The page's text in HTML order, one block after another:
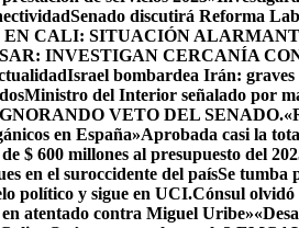
Senado discutirá Reforma
EN CALI: SITUACIÓN
INVESTIGAN CERCANÍA
Israel bombardea Irán: graves
Ministro del Interior señalado por
VETO DEL SENADO.
en España»Aprobada casi la
$ 600 millones al presupuesto del
en el suroccidente del paísSe tumba
político y sigue en UCI.Cónsul olvidó
atentado contra Miguel Uribe»